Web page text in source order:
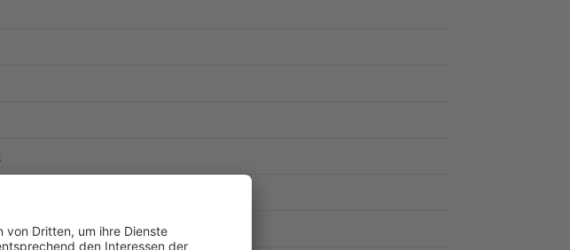
2addc677e23a